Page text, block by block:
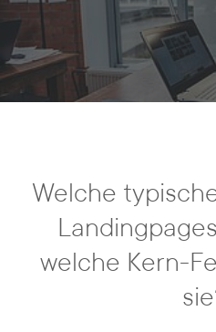
Welche
welche Kern-